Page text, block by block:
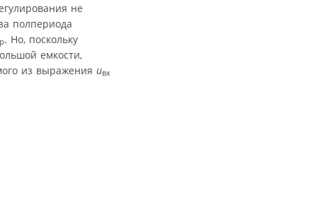
не
полпериода
. Но, поскольку
емкости,
из выражения uвх